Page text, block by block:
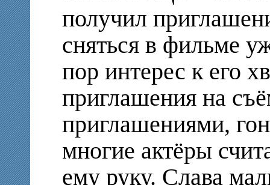
получил
сняться в фильме
пор интерес к его
приглашения на
приглашениями,
многие актёры
ему руку. Слава